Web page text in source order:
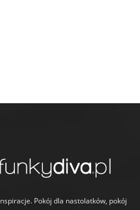
Pokój dla nastolatków, pokój